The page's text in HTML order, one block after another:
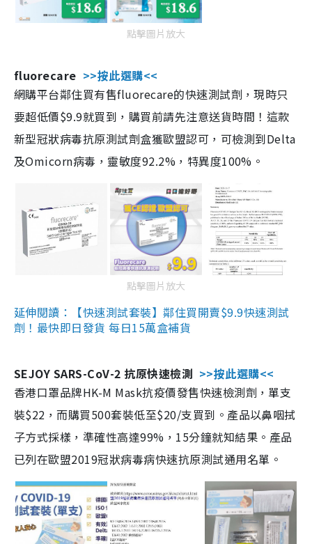
點擊圖片放大
fluorecare >>按此選購<<
網購平台鄰住買有售fluorecare的快速測試劑，現時只
要超低價$9.9就買到，購買前請先注意送貨時間！這款
新型冠狀病毒抗原測試劑盒獲歐盟認可，可檢測到Delta
及Omicorn病毒，靈敏度92.2%，特異度100%。
點擊圖片放大
延伸閱讀：【快速測試套裝】鄰住買開賣$9.9快速測試
劑！最快即日發貨 每日15萬盒補貨
SEJOY SARS-CoV-2 抗原快速檢測 >>按此選購<<
香港口罩品牌HK-M Mask抗疫價發售快速檢測劑，單支
裝$22，而購買500套裝低至$20/支買到。產品以鼻咽拭
子方式採樣，準確性高達99%，15分鐘就知結果。產品
已列在歐盟2019冠狀病毒病快速抗原測試通用名單。